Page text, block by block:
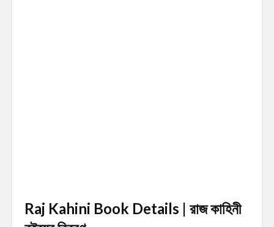
Raj Kahini Book Details | রাজ কাহিনী